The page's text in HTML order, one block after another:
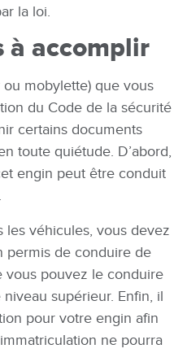
la loi.
à accomplir
mobylette) que vous
du Code de la sécurité
certains documents
toute quiétude. D’abord,
engin peut être conduit
les véhicules, vous devez
permis de conduire de
vous pouvez le conduire
supérieur. Enfin, il
pour votre engin afin
ne pourra